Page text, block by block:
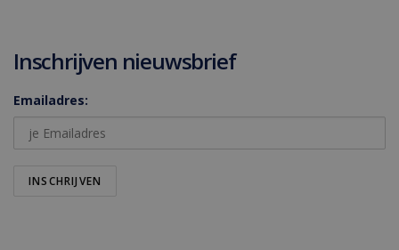
Inschrijven nieuwsbrief
Emailadres: